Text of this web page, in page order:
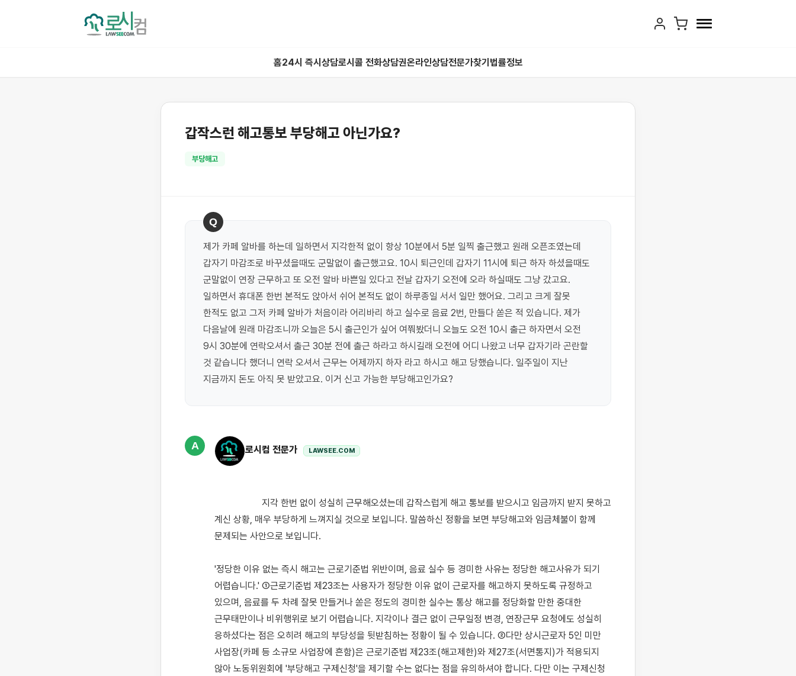
홈24시 즉시상담로시콜 전화상담권온라인상담전문가찾기 법률정보
갑작스런 해고통보 부당해고 아닌가요?
부당해고
Q
제가 카페 알바를 하는데 일하면서 지각한적 없이 항상 10분에서 5분 일찍 출근했고 원래 오픈조였는데
갑자기 마감조로 바꾸셨을때도 군말없이 출근했고요. 10시 퇴근인데 갑자기 11시에 퇴근 하자 하셨을때도
군말없이 연장 근무하고 또 오전 알바 바쁜일 있다고 전날 갑자기 오전에 오라 하실때도 그냥 갔고요.
일하면서 휴대폰 한번 본적도 앉아서 쉬어 본적도 없이 하루종일 서서 일만 했어요. 그리고 크게 잘못
한적도 없고 그저 카페 알바가 처음이라 어리바리 하고 실수로 음료 2번, 만들다 쏟은 적 있습니다. 제가
다음날에 원래 마감조니까 오늘은 5시 출근인가 싶어 여쭤봤더니 오늘도 오전 10시 출근 하자면서 오전
9시 30분에 연락오셔서 출근 30분 전에 출근 하라고 하시길래 오전에 어디 나왔고 너무 갑자기라 곤란할
것 같습니다 했더니 연락 오셔서 근무는 어제까지 하자 라고 하시고 해고 당했습니다. 일주일이 지난
지금까지 돈도 아직 못 받았고요. 이거 신고 가능한 부당해고인가요?
A 로시컴 전문가 LAWSEE.COM
계신 상황, 매우 부당하게 느껴지실 것으로 보입니다. 말씀하신 정황을 보면 부당해고와 임금체불이 함께
문제되는 사안으로 보입니다.
'정당한 이유 없는 즉시 해고는 근로기준법 위반이며, 음료 실수 등 경미한 사유는 정당한 해고사유가 되기
어렵습니다.' ①근로기준법 제23조는 사용자가 정당한 이유 없이 근로자를 해고하지 못하도록 규정하고
있으며, 음료를 두 차례 잘못 만들거나 쏟은 정도의 경미한 실수는 통상 해고를 정당화할 만한 중대한
근무태만이나 비위행위로 보기 어렵습니다. 지각이나 결근 없이 근무일정 변경, 연장근무 요청에도 성실히
응하셨다는 점은 오히려 해고의 부당성을 뒷받침하는 정황이 될 수 있습니다. ②다만 상시근로자 5인 미만
사업장(카페 등 소규모 사업장에 흔함)은 근로기준법 제23조(해고제한)와 제27조(서면통지)가 적용되지
않아 노동위원회에 '부당해고 구제신청'을 제기할 수는 없다는 점을 유의하셔야 합니다. 다만 이는 구제신청